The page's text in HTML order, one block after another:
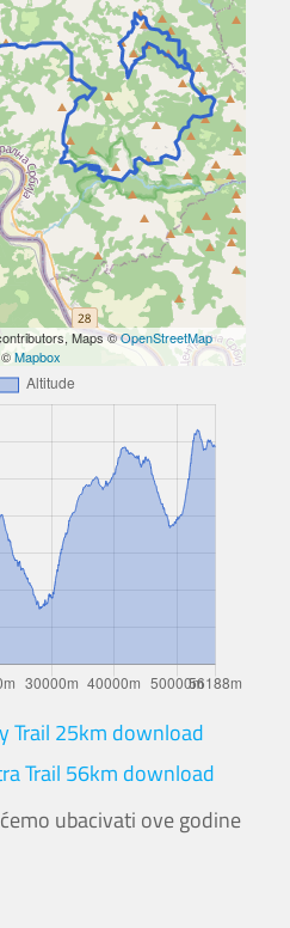
Maps ©OpenStreetMap
©Mapbox
Trail 25km download
Trail 56km download
ubacivati ove godine